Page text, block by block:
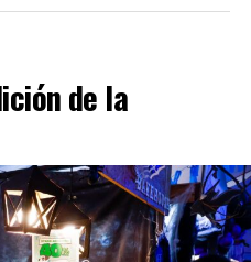
de la